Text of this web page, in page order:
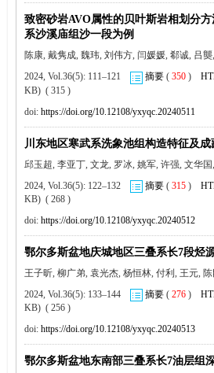
致密砂岩AVO属性的贝叶斯岩相划分
系沙溪庙组沙一段为例
陈康, 戴隽成, 魏玮, 刘伟方, 闫媛媛, 郗诚, 吕
2024, Vol.36(5): 111–121
摘要 ( 350 )
KB) ( 315 )
doi: https://doi.org/10.12108/yxyqc.20240511
川东地区寒武系洗象池组构造特征及成
邱玉超, 李亚丁, 文龙, 罗冰, 姚军, 许强, 文华
2024, Vol.36(5): 122–132
摘要 ( 315 )
KB) ( 268 )
doi: https://doi.org/10.12108/yxyqc.20240512
鄂尔多斯盆地庆城地区三叠系长7段烃
王子昕, 柳广弟, 袁光杰, 杨恒林, 付利, 王元,
2024, Vol.36(5): 133–144
摘要 ( 276 )
KB) ( 256 )
doi: https://doi.org/10.12108/yxyqc.20240513
鄂尔多斯盆地东南部三叠系长7油层组